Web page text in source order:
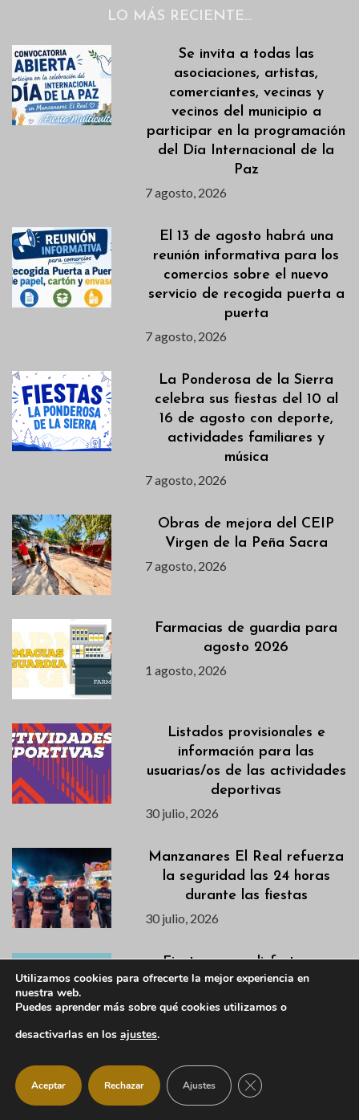
LO MÁS RECIENTE…
Se invita a todas las
asociaciones, artistas,
comerciantes, vecinas y
vecinos del municipio a
participar en la programación
del Día Internacional de la
Paz
7 agosto, 2026
El 13 de agosto habrá una
reunión informativa para los
comercios sobre el nuevo
servicio de recogida puerta a
puerta
7 agosto, 2026
La Ponderosa de la Sierra
celebra sus fiestas del 10 al
16 de agosto con deporte,
actividades familiares y
música
7 agosto, 2026
Obras de mejora del CEIP
Virgen de la Peña Sacra
7 agosto, 2026
Farmacias de guardia para
agosto 2026
1 agosto, 2026
Listados provisionales e
información para las
usuarias/os de las actividades
deportivas
30 julio, 2026
Manzanares El Real refuerza
la seguridad las 24 horas
durante las fiestas
30 julio, 2026
Fiestas para disfrutar en
familia: actividades infantiles
y juveniles
Programación Fiestas de
Manzanares El Real 2026
30 julio, 2026
Utilizamos cookies para ofrecerte la mejor experiencia en
nuestra web.
Puedes aprender más sobre qué cookies utilizamos o
desactivarlas en los ajustes.
Aceptar Rechazar Ajustes CERRAR EL